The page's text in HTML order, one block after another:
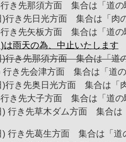
き先那須方面 集合は「道の
)行き先日光方面 集合は「肉
き先矢板方面 集合は「道の
雨天の為、中止いたします
)行き先那須方面 集合は「道
行き先会津方面 集合は「道
)行き先奥日光方面 集合は「
き先大子方面 集合は「道の
) 行き先草木ダム方面 集合は
) 行き先葛生方面 集合は「道